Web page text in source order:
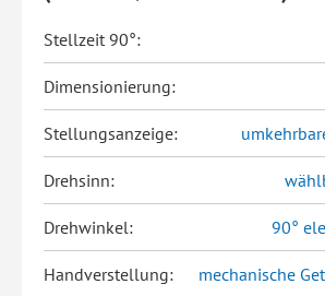
Stellzeit 90°:
Dimensionierung:
Stellungsanzeige:
Drehsinn:
Drehwinkel: 90°
Handverstellung: mechanische